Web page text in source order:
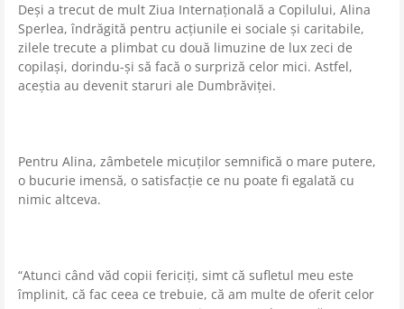
Deși a trecut de mult Ziua Internațională a Copilului, Alina
Sperlea, îndrăgită pentru acțiunile ei sociale și caritabile,
zilele trecute a plimbat cu două limuzine de lux zeci de
copilași, dorindu-și să facă o surpriză celor mici. Astfel,
aceștia au devenit staruri ale Dumbrăviței.
Pentru Alina, zâmbetele micuților semnifică o mare putere,
o bucurie imensă, o satisfacție ce nu poate fi egalată cu
nimic altceva.
“Atunci când văd copii fericiți, simt că sufletul meu este
împlinit, că fac ceea ce trebuie, că am multe de oferit celor